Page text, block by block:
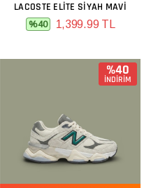
LACOSTE ELITE SIYAH MAVI
%40 1,399.99 TL
%40
İNDİRİM